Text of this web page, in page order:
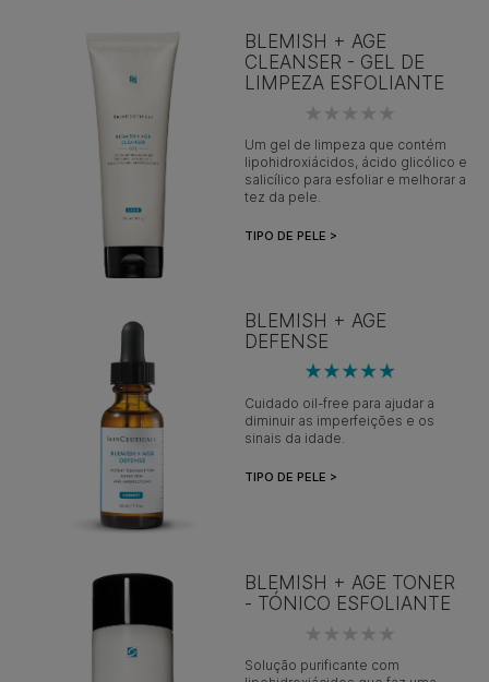
BLEMISH + AGE
CLEANSER - GEL DE
LIMPEZA ESFOLIANTE
Um gel de limpeza que contém
lipohidroxiácidos, ácido glicólico e
salicílico para esfoliar e melhorar a
tez da pele.
TIPO DE PELE >
BLEMISH + AGE
DEFENSE
Cuidado oil-free para ajudar a
diminuir as imperfeições e os
sinais da idade.
TIPO DE PELE >
BLEMISH + AGE TONER
- TÓNICO ESFOLIANTE
Solução purificante com